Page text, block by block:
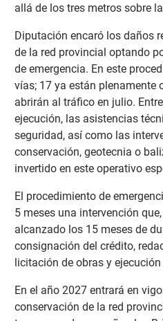
allá de los tres metros sobre
Diputación encaró los daños
de la red provincial optando
de emergencia. En este
vías; 17 ya están plenamente
abrirán al tráfico en julio.
ejecución, las asistencias
seguridad, así como las
conservación, geotecnia o
invertido en este operativo
El procedimiento de
5 meses una intervención
alcanzado los 15 meses de
consignación del crédito,
licitación de obras y
En el año 2027 entrará en
conservación de la red